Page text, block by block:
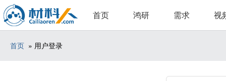
首页 鸿研 需求 视
首页 » 用户登录